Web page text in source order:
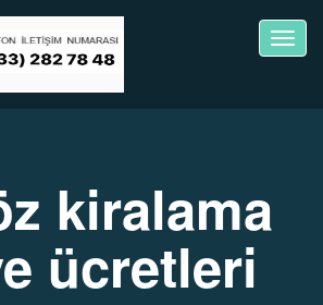
kiralama
ücretleri